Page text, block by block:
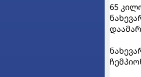
65